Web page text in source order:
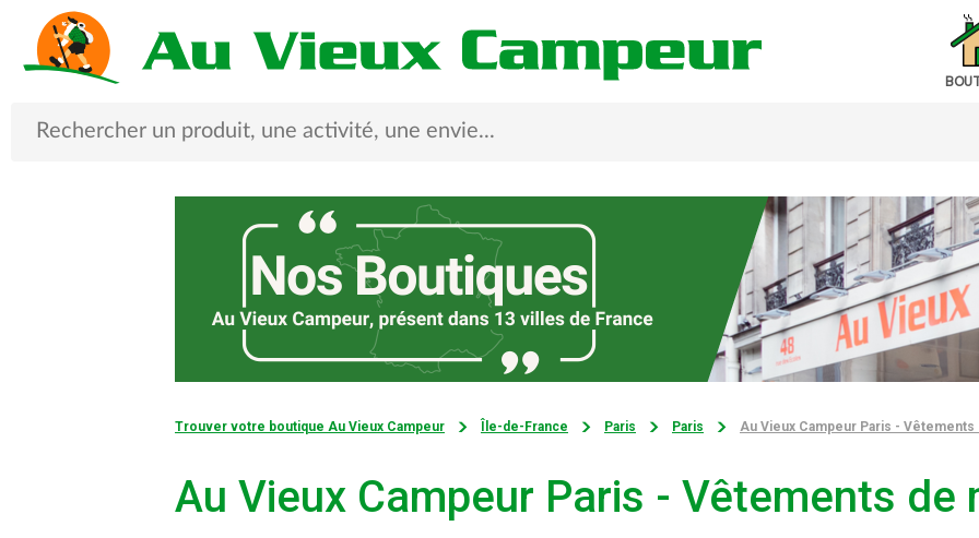
Trouver votre boutique Au Vieux Campeur Île-de-France Paris Paris Au Vieux Campeur Paris - Vêtements
Au Vieux Campeur Paris - Vêtements de